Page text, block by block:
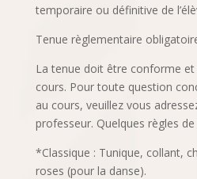
temporaire ou définitive de
Tenue règlementaire
La tenue doit être conforme et
cours. Pour toute question
au cours, veuillez vous
professeur. Quelques règles de
*Classique : Tunique, collant,
roses (pour la danse).